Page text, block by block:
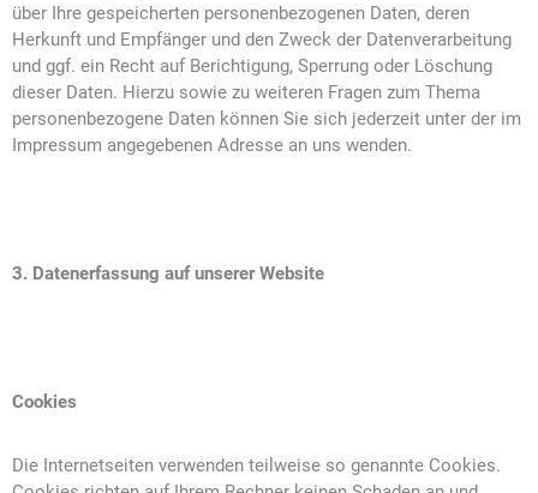
über Ihre gespeicherten personenbezogenen Daten, deren
Herkunft und Empfänger und den Zweck der Datenverarbeitung
und ggf. ein Recht auf Berichtigung, Sperrung oder Löschung
dieser Daten. Hierzu sowie zu weiteren Fragen zum Thema
personenbezogene Daten können Sie sich jederzeit unter der im
Impressum angegebenen Adresse an uns wenden.
3. Datenerfassung auf unserer Website
Cookies
Die Internetseiten verwenden teilweise so genannte Cookies.